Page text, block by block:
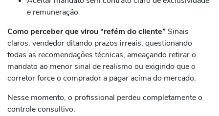
e remuneração
Como perceber que virou “refém do cliente” Sinais
claros: vendedor ditando prazos irreais, questionando
todas as recomendações técnicas, ameaçando retirar o
mandato ao menor sinal de realismo ou exigindo que o
corretor force o comprador a pagar acima do mercado.
Nesse momento, o profissional perdeu completamente o
controle consultivo.